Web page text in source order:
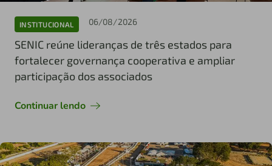
INSTITUCIONAL 06/08/2026
SENIC reúne lideranças de três estados para
fortalecer governança cooperativa e ampliar
participação dos associados
Continuar lendo